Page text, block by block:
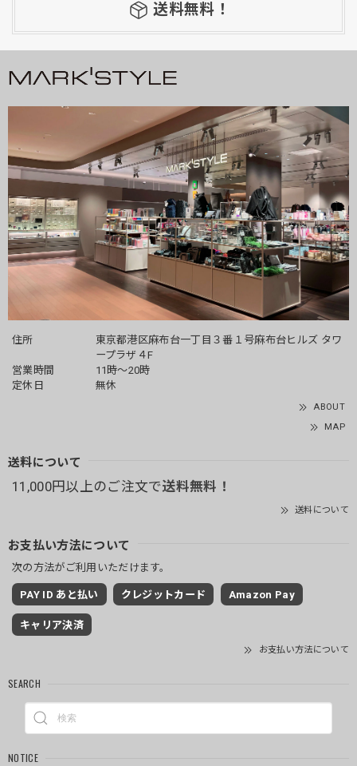
送料無料！
住所
東京都港区麻布台一丁目３番１号麻布台ヒルズ タワ
ープラザ４F
営業時間
11時～20時
定休日
無休
ABOUT
MAP
送料について
11,000円以上のご注文で送料無料！
送料について
お支払い方法について
次の方法がご利用いただけます。
PAY ID あと払い クレジットカード Amazon Pay
キャリア決済
お支払い方法について
SEARCH
NOTICE